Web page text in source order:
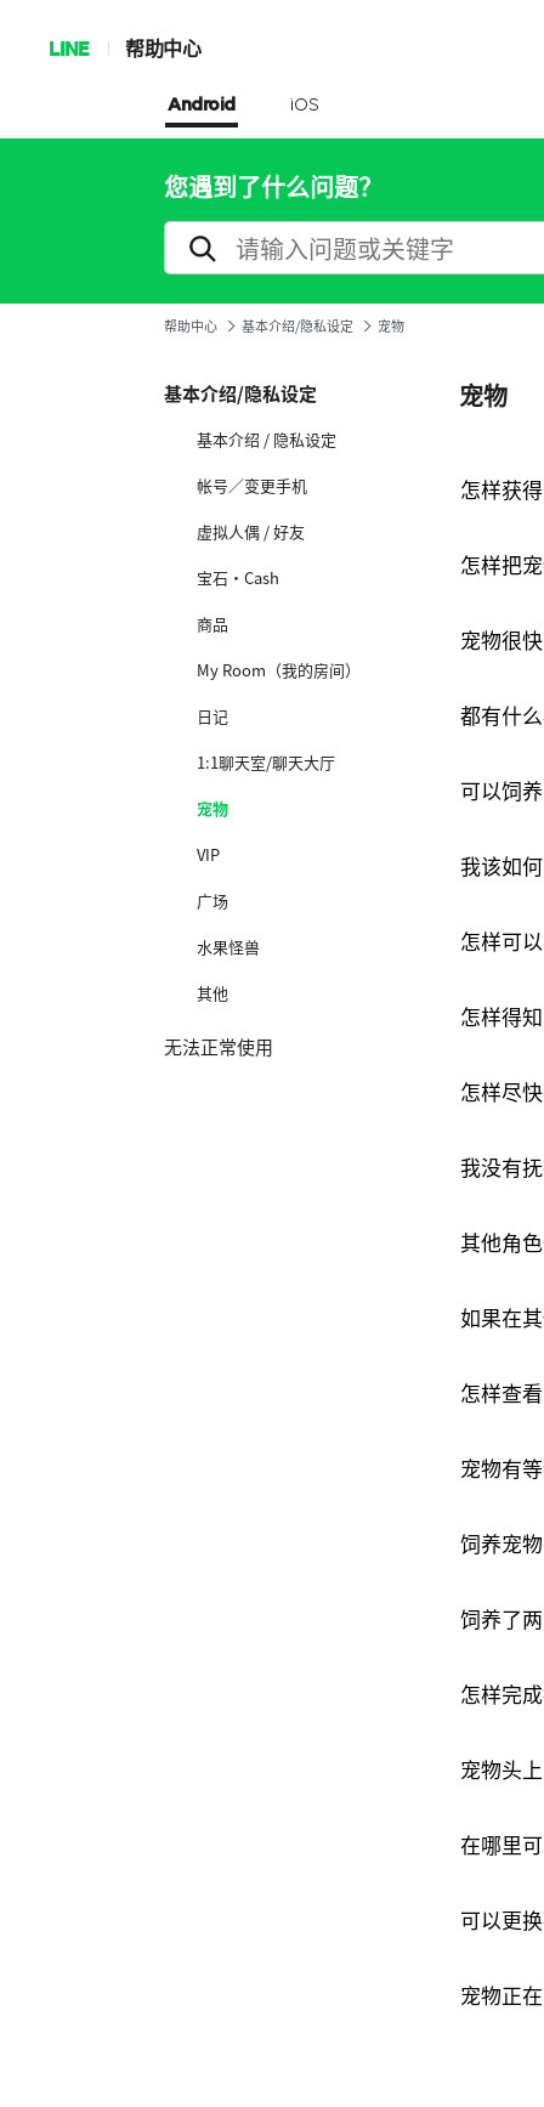
LINE 帮助中心
Android iOS
您遇到了什么问题？
帮助中心 基本介绍/隐私设定 宠物
基本介绍/隐私设定
基本介绍 / 隐私设定
帐号／变更手机
虚拟人偶 / 好友
宝石·Cash
商品
My Room（我的房间）
日记
1:1聊天室/聊天大厅
宠物
VIP
广场
水果怪兽
其他
无法正常使用
宠物
怎样获
怎样把
宠物很
都有什
可以饲
我该如
怎样可
怎样得
怎样尽
我没有
其他角
如果在
怎样查
宠物有
饲养宠
饲养了
怎样完
宠物头
在哪里
可以更
宠物正